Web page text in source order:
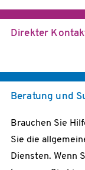
presse@dfn.de
Direkter
ZUR
Beratung und
Brauchen Sie
Sie die
Diensten. Wenn